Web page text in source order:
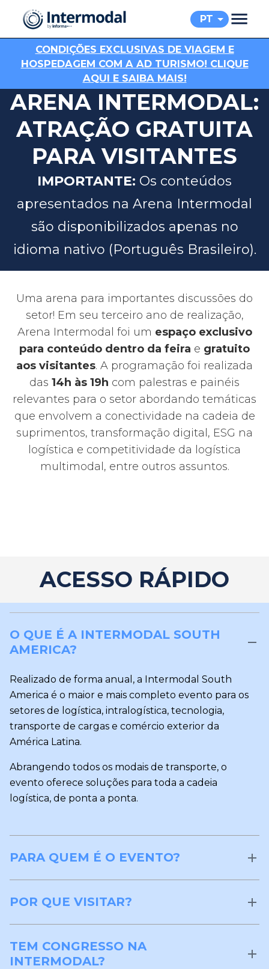
PT
CONDIÇÕES EXCLUSIVAS DE VIAGEM E
HOSPEDAGEM COM A AD TURISMO! CLIQUE
AQUI E SAIBA MAIS!
ARENA INTERMODAL:
ATRAÇÃO GRATUITA
PARA VISITANTES
IMPORTANTE: Os conteúdos
apresentados na Arena Intermodal
são disponibilizados apenas no
idioma nativo (Português Brasileiro).
Uma arena para importantes discussões do
setor! Em seu terceiro ano de realização,
Arena Intermodal foi um espaço exclusivo
para conteúdo dentro da feira e gratuito
aos visitantes. A programação foi realizada
das 14h às 19h com palestras e painéis
relevantes para o setor abordando temáticas
que envolvem a conectividade na cadeia de
suprimentos, transformação digital, ESG na
logística e competitividade da logística
multimodal, entre outros assuntos.
ACESSO RÁPIDO
O QUE É A INTERMODAL SOUTH
AMERICA?
Realizado de forma anual, a Intermodal South
America é o maior e mais completo evento para os
setores de logística, intralogística, tecnologia,
transporte de cargas e comércio exterior da
América Latina.
Abrangendo todos os modais de transporte, o
evento oferece soluções para toda a cadeia
logística, de ponta a ponta.
PARA QUEM É O EVENTO?
POR QUE VISITAR?
TEM CONGRESSO NA
INTERMODAL?